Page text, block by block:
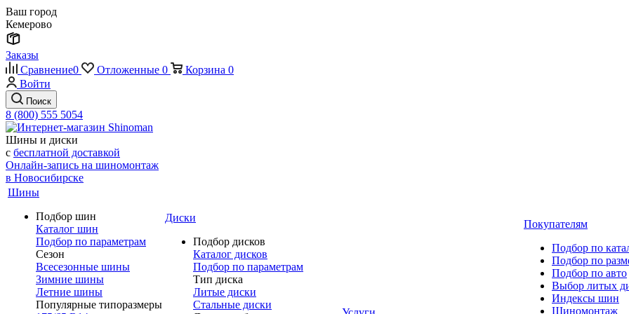
Ваш город
Кемерово
Заказы
Сравнение0 Отложенные 0 Корзина 0
Войти
Поиск
8 (800) 555 5054
Шины и диски
с бесплатной доставкой
Онлайн-запись на шиномонтаж
в Новосибирске
Шины
Подбор шин
Каталог шин
Подбор по параметрам
Сезон
Всесезонные шины
Зимние шины
Летние шины
Популярные типоразмеры
Диски
Подбор дисков
Каталог дисков
Подбор по параметрам
Тип диска
Литые диски
Стальные диски
Покупателям
Подбор по
Подбор по
Подбор по авто
Выбор литых
Индексы шин
Шиномонтаж